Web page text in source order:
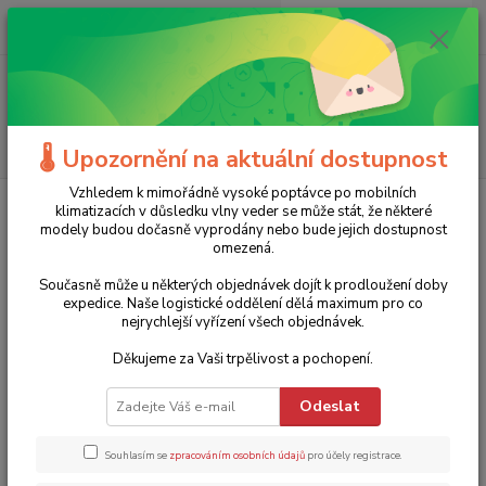
(Po-Ne, 8-20 hod.)
ks
0 Kč
Bílé zboží Klima Ochlazovače vzduchu
Ochlazovač a
zvlhčovač vzduchu Aircooler PAE40 Trotec
Ochlazovač a zvlhčovač vzduchu
Aircooler PAE40 Trotec
🌡️ Upozornění na aktuální dostupnost
Vzhledem k mimořádně vysoké poptávce po mobilních
klimatizacích v důsledku vlny veder se může stát, že některé
modely budou dočasně vyprodány nebo bude jejich dostupnost
omezená.
Současně může u některých objednávek dojít k prodloužení doby
expedice. Naše logistické oddělení dělá maximum pro co
nejrychlejší vyřízení všech objednávek.
Děkujeme za Vaši trpělivost a pochopení.
Odeslat
Souhlasím se zpracováním osobních údajů pro účely registrace.